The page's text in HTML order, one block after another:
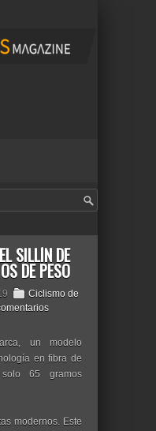
SILLÍN DE
DE PESO
Ciclismo de
un modelo
en fibra de
65 gramos
modernos. Este